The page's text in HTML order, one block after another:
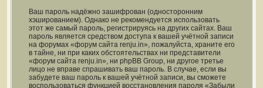
Ваш пароль надёжно зашифрован (односторонним
хэшированием). Однако не рекомендуется использовать
этот же самый пароль, регистрируясь на других сайтах. Ваш
пароль является средством доступа к вашей учётной записи
на форумах «форум сайта renju.in», пожалуйста, храните его
в тайне, ни при каких обстоятельствах ни представители
«форум сайта renju.in», ни phpBB Group, ни другое третье
лицо не вправе спрашивать ваш пароль. В случае, если вы
забудете ваш пароль к вашей учётной записи, вы сможете
воспользоваться функцией восстановления пароля «Забыли